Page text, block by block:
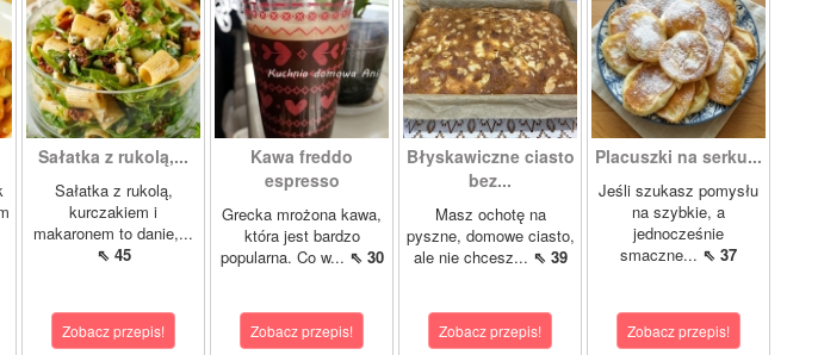
Sałatka z rukolą,...
Sałatka z rukolą,
kurczakiem i
makaronem to danie,...
⇖ 45
Zobacz przepis!
Kawa freddo
espresso
Grecka mrożona kawa,
która jest bardzo
popularna. Co w... ⇖ 30
Zobacz przepis!
Błyskawiczne ciasto
bez...
Masz ochotę na
pyszne, domowe ciasto,
ale nie chcesz... ⇖ 39
Zobacz przepis!
Placuszki na serku...
Jeśli szukasz pomysłu
na szybkie, a
jednocześnie
smaczne... ⇖ 37
Zobacz przepis!